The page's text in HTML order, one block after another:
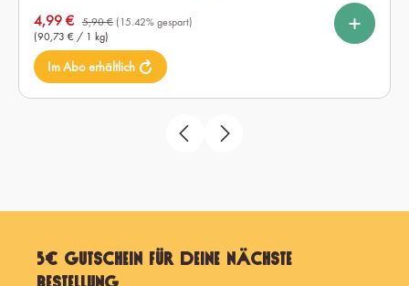
Kapselmengeauswählen
10 60 120
(90,73 € / 1 kg)
Verkaufspreis:
4,99 € 5,90 € (15.42% gespart)
Im Abo erhältlich
5€ Gutschein für Deine nächste